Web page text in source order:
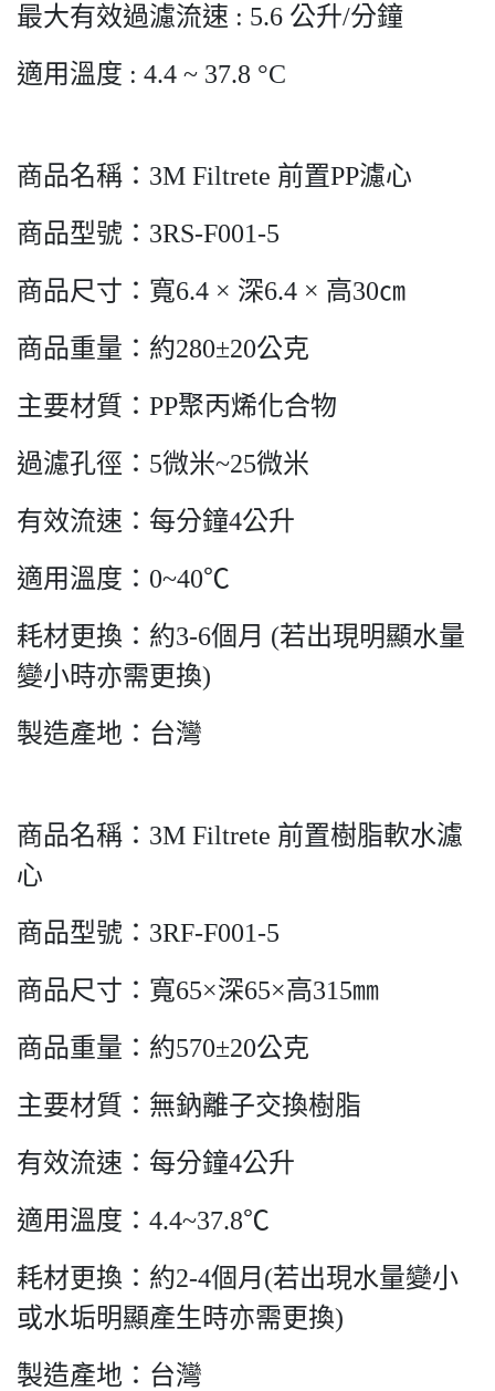
最大有效過濾流速 : 5.6 公升/分鐘
適用溫度 : 4.4 ~ 37.8 °C
商品名稱：3M Filtrete 前置PP濾心
商品型號：3RS-F001-5
商品尺寸：寬6.4 × 深6.4 × 高30㎝
商品重量：約280±20公克
主要材質：PP聚丙烯化合物
過濾孔徑：5微米~25微米
有效流速：每分鐘4公升
適用溫度：0~40℃
耗材更換：約3-6個月 (若出現明顯水量
變小時亦需更換)
製造產地：台灣
商品名稱：3M Filtrete 前置樹脂軟水濾
心
商品型號：3RF-F001-5
商品尺寸：寬65×深65×高315㎜
商品重量：約570±20公克
主要材質：無鈉離子交換樹脂
有效流速：每分鐘4公升
適用溫度：4.4~37.8℃
耗材更換：約2-4個月(若出現水量變小
或水垢明顯產生時亦需更換)
製造產地：台灣